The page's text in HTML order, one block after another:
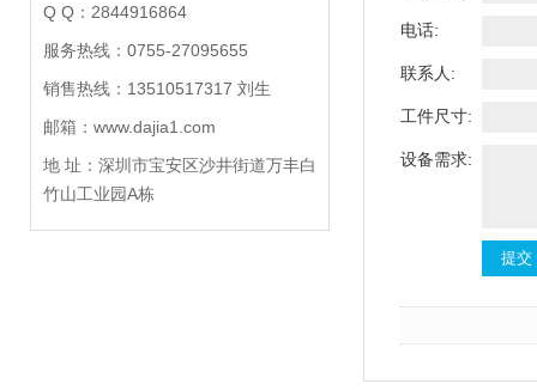
Q Q：2844916864
服务热线：0755-27095655
销售热线：13510517317 刘生
邮箱：www.dajia1.com
地 址：深圳市宝安区沙井街道万丰白
竹山工业园A栋
电话:
联系人:
工件尺寸:
设备需求: